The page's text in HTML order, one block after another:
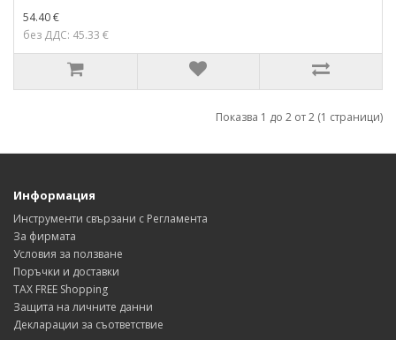
54.40 €
без ДДС: 45.33 €
Показва 1 до 2 от 2 (1 страници)
Информация
Инструменти свързани с Регламента
За фирмата
Условия за ползване
Поръчки и доставки
TAX FREE Shopping
Защита на личните данни
Декларации за съответствие